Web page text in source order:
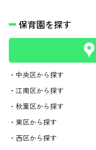
保育園を探す
・中央区から探す
・江南区から探す
・秋葉区から探す
・東区から探す
・西区から探す